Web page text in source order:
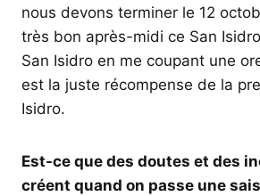
nous devons terminer le 12
très bon après-midi ce San
San Isidro en me coupant une
est la juste récompense de la
Isidro.
Est-ce que des doutes et des
créent quand on passe une